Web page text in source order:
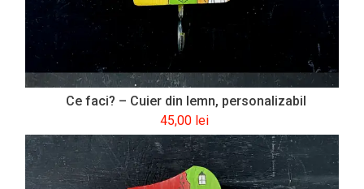
Ce faci? – Cuier din lemn, personalizabil
45,00 lei